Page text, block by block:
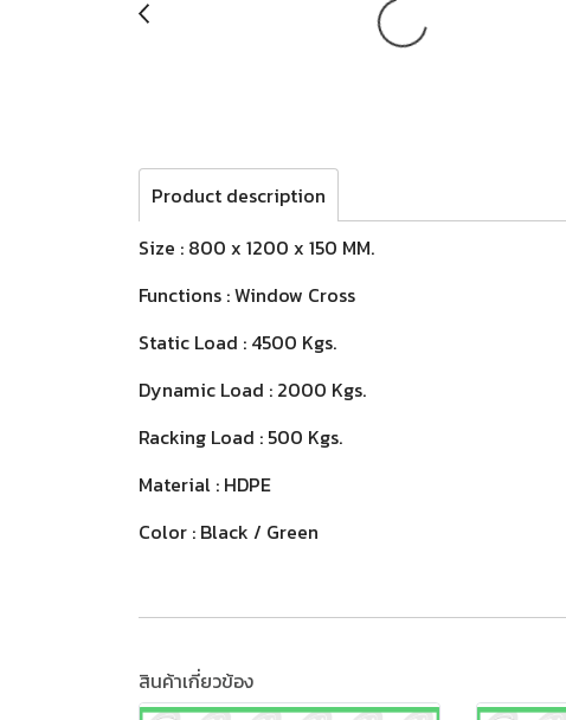
Product description
Size : 800 x 1200 x 150 MM.
Functions : Window Cross
Static Load : 4500 Kgs.
Dynamic Load : 2000 Kgs.
Racking Load : 500 Kgs.
Material : HDPE
Color : Black / Green
สินค้าเกี่ยวข้อง